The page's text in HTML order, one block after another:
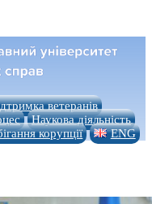
ветеранів
Наукова діяльність
корупції ENG